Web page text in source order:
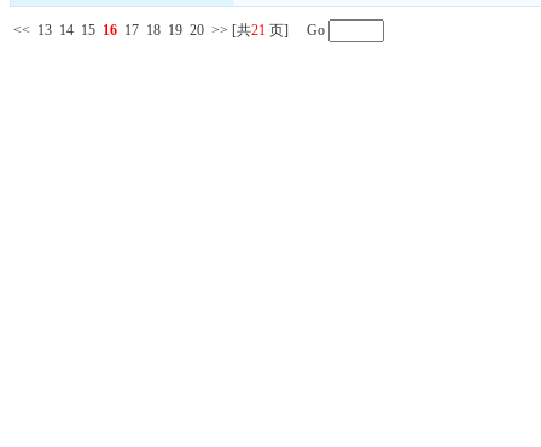
<< 13 14 15 16 17 18 19 20 >> [共21 页] Go